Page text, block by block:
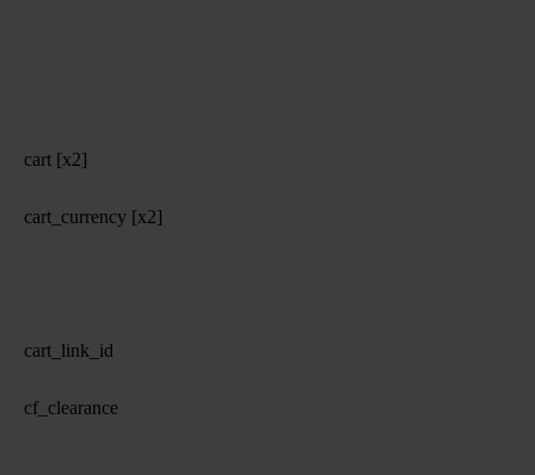
cart [x2]
cart_currency [x2]
cart_link_id
cf_clearance